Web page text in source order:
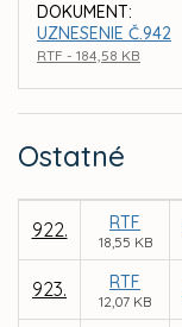
DOKUMENT:
UZNESENIE Č.942
RTF - 184,58 KB
Ostatné
922. RTF
18,55 KB
923. RTF
12,07 KB